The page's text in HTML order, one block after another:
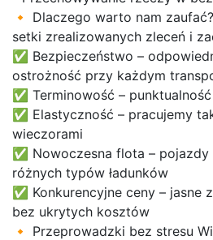
🔸 Dlaczego warto nam
setki zrealizowanych zleceń i
✅ Bezpieczeństwo –
ostrożność przy każdym
✅ Terminowość –
✅ Elastyczność – pracujemy
wieczorami
✅ Nowoczesna flota –
różnych typów ładunków
✅ Konkurencyjne ceny – jasne
bez ukrytych kosztów
🔸 Przeprowadzki bez stresu